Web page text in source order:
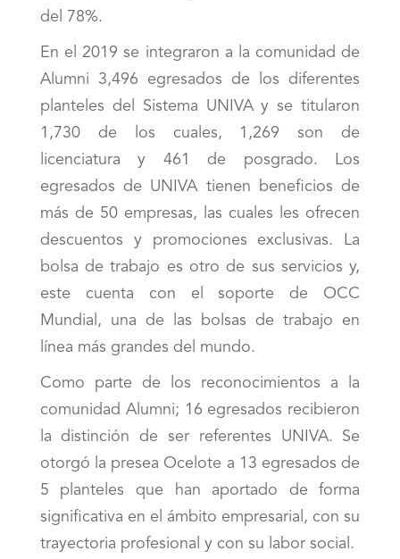
del 78%.
En el 2019 se integraron a la comunidad de
Alumni 3,496 egresados de los diferentes
planteles del Sistema UNIVA y se titularon
1,730 de los cuales, 1,269 son de
licenciatura y 461 de posgrado. Los
egresados de UNIVA tienen beneficios de
más de 50 empresas, las cuales les ofrecen
descuentos y promociones exclusivas. La
bolsa de trabajo es otro de sus servicios y,
este cuenta con el soporte de OCC
Mundial, una de las bolsas de trabajo en
línea más grandes del mundo.
Como parte de los reconocimientos a la
comunidad Alumni; 16 egresados recibieron
la distinción de ser referentes UNIVA. Se
otorgó la presea Ocelote a 13 egresados de
5 planteles que han aportado de forma
significativa en el ámbito empresarial, con su
trayectoria profesional y con su labor social.